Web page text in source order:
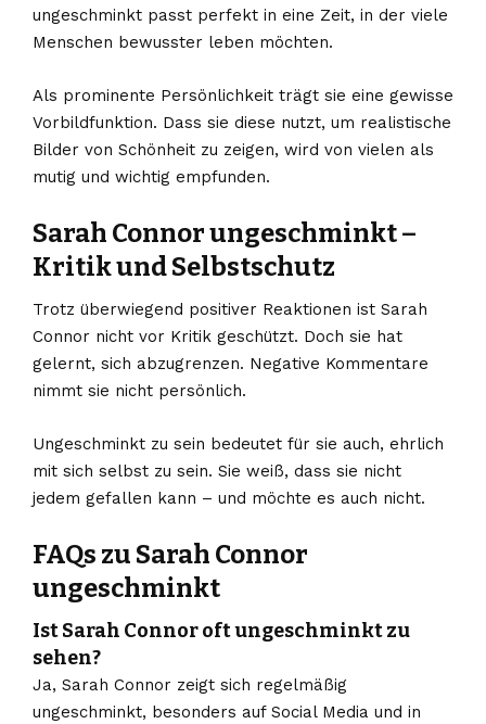
ungeschminkt passt perfekt in eine Zeit, in der viele
Menschen bewusster leben möchten.
Als prominente Persönlichkeit trägt sie eine gewisse
Vorbildfunktion. Dass sie diese nutzt, um realistische
Bilder von Schönheit zu zeigen, wird von vielen als
mutig und wichtig empfunden.
Sarah Connor ungeschminkt –
Kritik und Selbstschutz
Trotz überwiegend positiver Reaktionen ist Sarah
Connor nicht vor Kritik geschützt. Doch sie hat
gelernt, sich abzugrenzen. Negative Kommentare
nimmt sie nicht persönlich.
Ungeschminkt zu sein bedeutet für sie auch, ehrlich
mit sich selbst zu sein. Sie weiß, dass sie nicht
jedem gefallen kann – und möchte es auch nicht.
FAQs zu Sarah Connor
ungeschminkt
Ist Sarah Connor oft ungeschminkt zu
sehen?
Ja, Sarah Connor zeigt sich regelmäßig
ungeschminkt, besonders auf Social Media und in